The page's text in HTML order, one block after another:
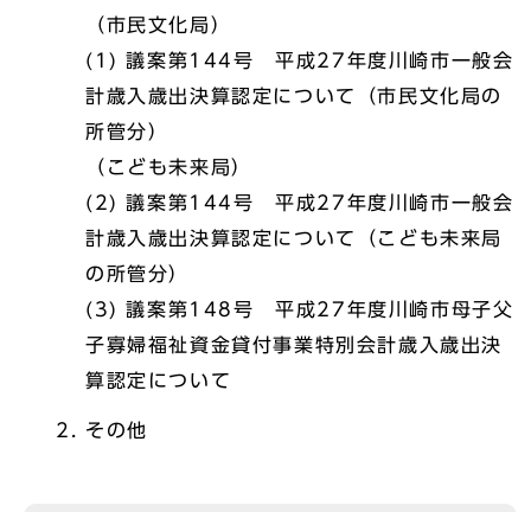
（市民文化局）
(1) 議案第144号 平成27年度川崎市一般会
計歳入歳出決算認定について（市民文化局の
所管分）
（こども未来局）
(2) 議案第144号 平成27年度川崎市一般会
計歳入歳出決算認定について（こども未来局
の所管分）
(3) 議案第148号 平成27年度川崎市母子父
子寡婦福祉資金貸付事業特別会計歳入歳出決
算認定について
その他